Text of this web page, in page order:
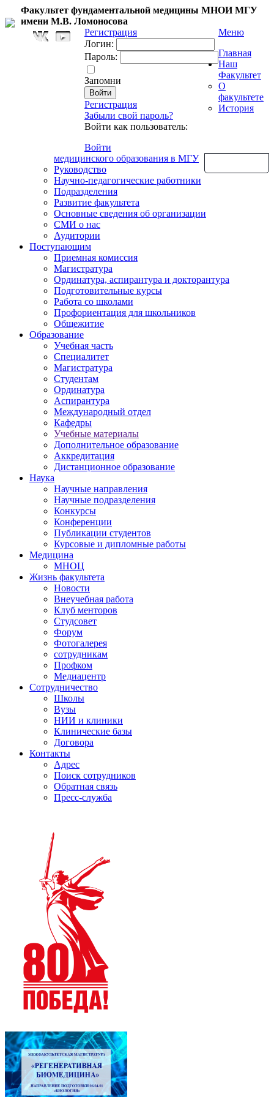
Факультет фундаментальной медицины МНОИ МГУ
имени М.В. Ломоносова
Регистрация
Логин:
Пароль:
Запомни
Регистрация
Забыли свой пароль?
Войти как пользователь:
Войти
Меню
Главная
Наш
Факультет
О
факультете
История
медицинского образования в МГУ
Руководство
Научно-педагогические работники
Подразделения
Развитие факультета
Основные сведения об организации
СМИ о нас
Аудитории
Поступающим
Приемная комиссия
Магистратура
Ординатура, аспирантура и докторантура
Подготовительные курсы
Работа со школами
Профориентация для школьников
Общежитие
Образование
Учебная часть
Специалитет
Магистратура
Студентам
Ординатура
Аспирантура
Международный отдел
Кафедры
Учебные материалы
Дополнительное образование
Аккредитация
Дистанционное образование
Наука
Научные направления
Научные подразделения
Конкурсы
Конференции
Публикации студентов
Курсовые и дипломные работы
Медицина
МНОЦ
Жизнь факультета
Новости
Внеучебная работа
Клуб менторов
Студсовет
Форум
Фотогалерея
сотрудникам
Профком
Медиацентр
Сотрудничество
Школы
Вузы
НИИ и клиники
Клинические базы
Договора
Контакты
Адрес
Поиск сотрудников
Обратная связь
Пресс-служба